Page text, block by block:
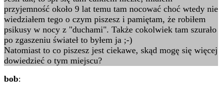
przyjemność około 9 lat temu tam nocować choć wtedy nie
wiedziałem tego o czym piszesz i pamiętam, że robiłem
psikusy w nocy z "duchami". Także cokolwiek tam szurało
po zgaszeniu świateł to byłem ja ;-)
Natomiast to co piszesz jest ciekawe, skąd mogę się więcej
dowiedzieć o tym miejscu?
bob: